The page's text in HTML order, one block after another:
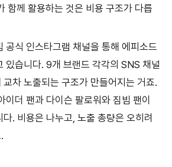
함께 활용하는 것은 비용 구조가 다릅
공식 인스타그램 채널을 통해 에피소드
있습니다. 9개 브랜드 각각의 SNS 채널
차 노출되는 구조가 만들어지는 거죠.
이더 팬과 다이슨 팔로워와 짐빔 팬이
. 비용은 나누고, 노출 총량은 오히려